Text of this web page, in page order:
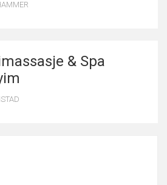
& Spa